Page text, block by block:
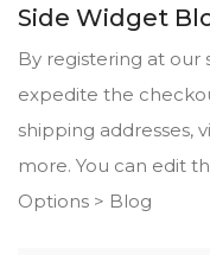
Side Widget
By registering at our
expedite the
shipping addresses,
more. You can edit
Options > Blog